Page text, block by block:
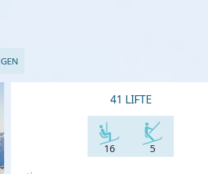
41 LIFTE
16 5